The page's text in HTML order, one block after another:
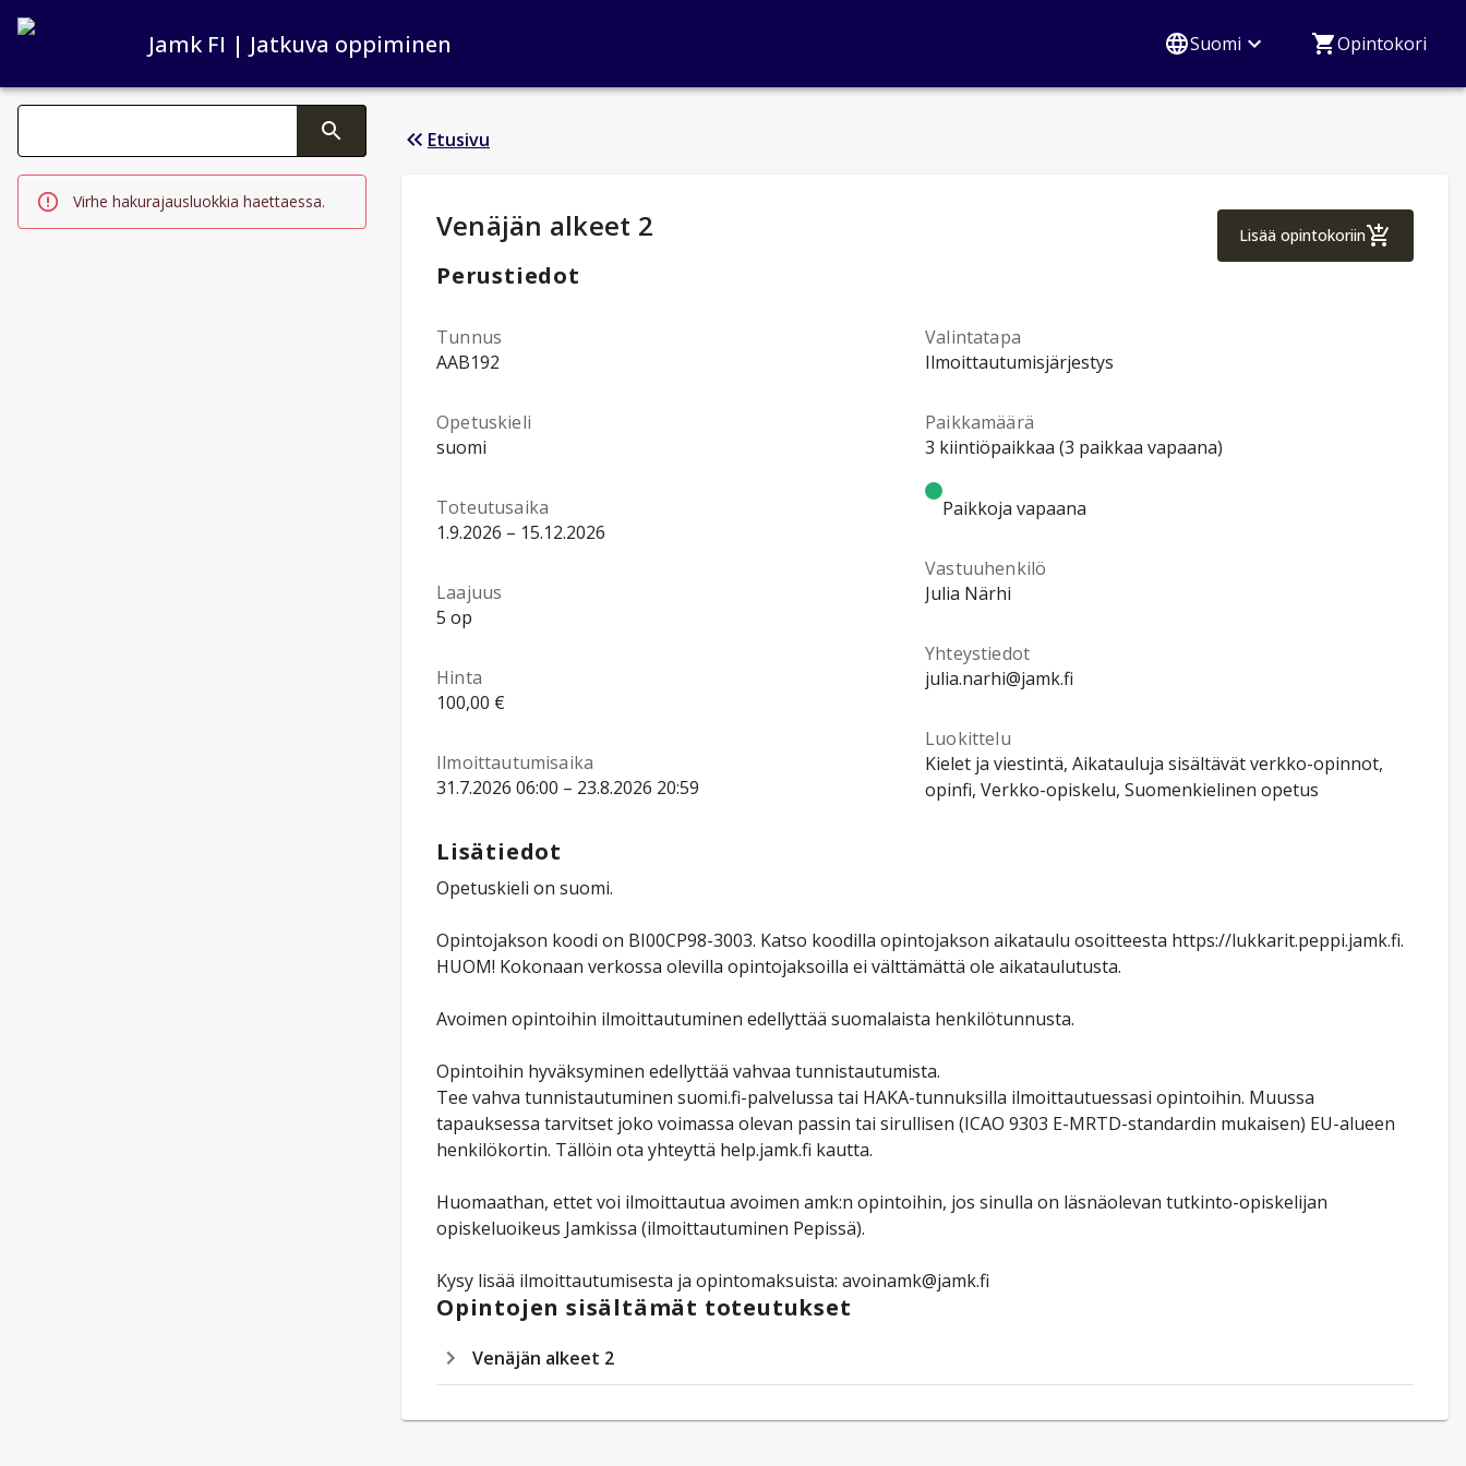
Jamk FI | Jatkuva oppiminen Suomi Opintokori
Haku kategoriat
Tekstin muutos aktivoi hakutoiminnon
Virhe hakurajausluokkia haettaessa.
Etusivu
Opintotiedot:
Venäjän alkeet 2 Lisää opintokoriinVenäjän alkeet 2
Perustiedot
Tunnus
AAB192
Opetuskieli
suomi
Toteutusaika
1.9.2026 – 15.12.2026
Laajuus
5 op
Hinta
100,00 €
Ilmoittautumisaika
31.7.2026 06:00 – 23.8.2026 20:59
Valintatapa
Ilmoittautumisjärjestys
Paikkamäärä
3 kiintiöpaikkaa (3 paikkaa vapaana)
Paikkoja vapaana
Vastuuhenkilö
Julia Närhi
Yhteystiedot
julia.narhi@jamk.fi
Luokittelu
Kielet ja viestintä, Aikatauluja sisältävät verkko-opinnot,
opinfi, Verkko-opiskelu, Suomenkielinen opetus
Lisätiedot
Opetuskieli on suomi.
Opintojakson koodi on BI00CP98-3003. Katso koodilla opintojakson aikataulu osoitteesta https://lukkarit.peppi.jamk.fi.
HUOM! Kokonaan verkossa olevilla opintojaksoilla ei välttämättä ole aikataulutusta.
Avoimen opintoihin ilmoittautuminen edellyttää suomalaista henkilötunnusta.
Opintoihin hyväksyminen edellyttää vahvaa tunnistautumista.
Tee vahva tunnistautuminen suomi.fi-palvelussa tai HAKA-tunnuksilla ilmoittautuessasi opintoihin. Muussa
tapauksessa tarvitset joko voimassa olevan passin tai sirullisen (ICAO 9303 E-MRTD-standardin mukaisen) EU-alueen
henkilökortin. Tällöin ota yhteyttä help.jamk.fi kautta.
Huomaathan, ettet voi ilmoittautua avoimen amk:n opintoihin, jos sinulla on läsnäolevan tutkinto-opiskelijan
opiskeluoikeus Jamkissa (ilmoittautuminen Pepissä).
Kysy lisää ilmoittautumisesta ja opintomaksuista: avoinamk@jamk.fi
Opintojen sisältämät toteutukset
Venäjän alkeet 2